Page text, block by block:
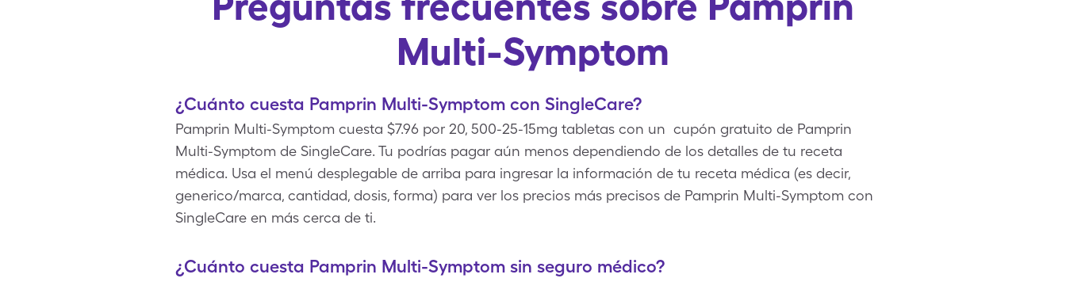
Multi-Symptom
¿Cuánto cuesta Pamprin Multi-Symptom con SingleCare?
Pamprin Multi-Symptom cuesta $7.96 por 20, 500-25-15mg tabletas con un cupón gratuito de Pamprin
Multi-Symptom de SingleCare. Tu podrías pagar aún menos dependiendo de los detalles de tu receta
médica. Usa el menú desplegable de arriba para ingresar la información de tu receta médica (es decir,
generico/marca, cantidad, dosis, forma) para ver los precios más precisos de Pamprin Multi-Symptom con
SingleCare en más cerca de ti.
¿Cuánto cuesta Pamprin Multi-Symptom sin seguro médico?